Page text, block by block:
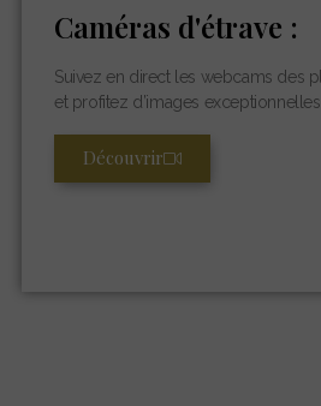
Caméras d'étrave :
Suivez en direct les webcams des
et profitez d’images exceptionnelles.
Découvrir